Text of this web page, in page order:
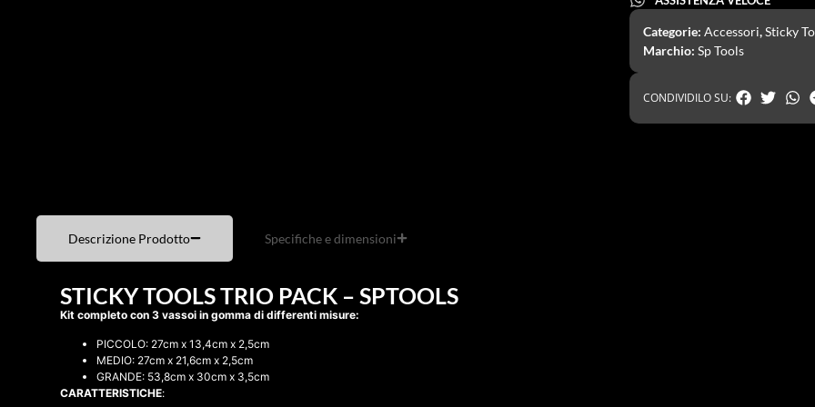
Categorie:Accessori,Sticky
Marchio: Sp Tools
CONDIVIDILO SU:
Descrizione Prodotto Specifiche e dimensioni
STICKY TOOLS TRIO PACK – SPTOOLS
Kit completo con 3 vassoi in gomma di differenti misure:
PICCOLO: 27cm x 13,4cm x 2,5cm
MEDIO: 27cm x 21,6cm x 2,5cm
GRANDE: 53,8cm x 30cm x 3,5cm
CARATTERISTICHE: